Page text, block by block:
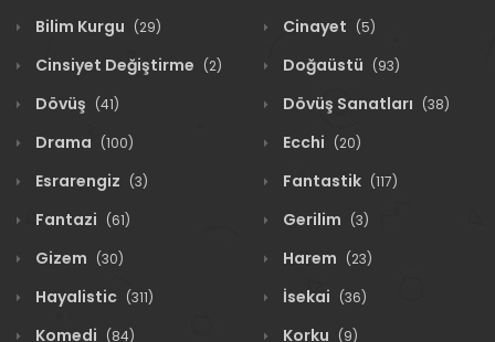
Bilim Kurgu (29) Cinayet (5)
Cinsiyet Değiştirme (2) Doğaüstü (93)
Dövüş (41) Dövüş Sanatları (38)
Drama (100) Ecchi (20)
Esrarengiz (3) Fantastik (117)
Fantazi (61) Gerilim (3)
Gizem (30) Harem (23)
Hayalistic (311) İsekai (36)
Komedi (84) Korku (9)